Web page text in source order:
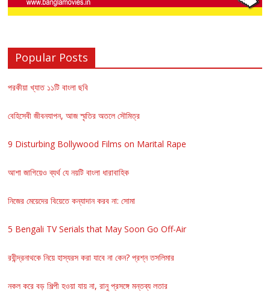
Popular Posts
পরকীয়া খ্যাত ১১টি বাংলা ছবি
বেহিসেবী জীবনযাপন, আজ স্মৃতির অতলে সৌমিত্র
9 Disturbing Bollywood Films on Marital Rape
আশা জাগিয়েও ব্যর্থ যে নয়টি বাংলা ধারাবাহিক
নিজের মেয়েদের বিয়েতে কন্যাদান করব না: সোমা
5 Bengali TV Serials that May Soon Go Off-Air
রবীন্দ্রনাথকে নিয়ে হাস্যরস করা যাবে না কেন? প্রশ্ন তসলিমার
নকল করে বড় শিল্পী হওয়া যায় না, রানু প্রসঙ্গে মন্তব্য লতার